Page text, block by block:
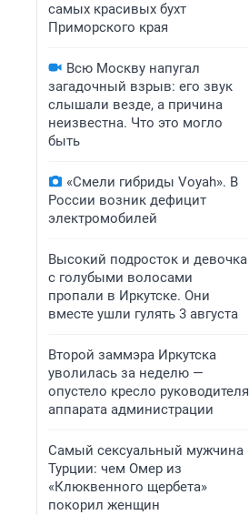
самых красивых бухт
Приморского края
Всю Москву напугал
загадочный взрыв: его звук
слышали везде, а причина
неизвестна. Что это могло
быть
«Смели гибриды Voyah». В
России возник дефицит
электромобилей
Высокий подросток и девочка
с голубыми волосами
пропали в Иркутске. Они
вместе ушли гулять 3 августа
Второй заммэра Иркутска
уволилась за неделю —
опустело кресло руководителя
аппарата администрации
Самый сексуальный мужчина
Турции: чем Омер из
«Клюквенного щербета»
покорил женщин